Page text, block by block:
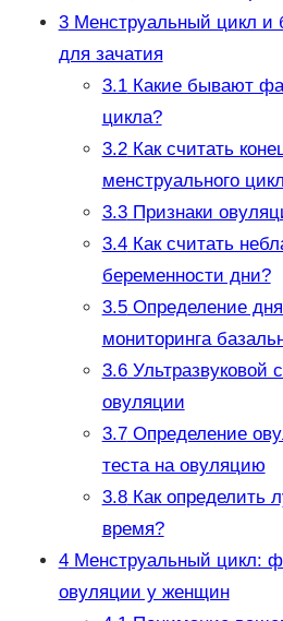
3Менструальный цикл и
для зачатия
3.1Какие бывают
цикла?
3.2Как считать
менструального
3.3Признаки
3.4Как считать
беременности дни?
3.5Определение
мониторинга
3.6Ультразвуковой
овуляции
3.7Определение
теста на овуляцию
3.8Как определить
время?
4Менструальный цикл:
овуляции у женщин